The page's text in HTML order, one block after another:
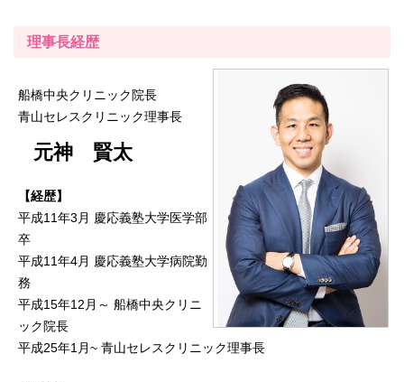
理事長経歴
船橋中央クリニック院長
青山セレスクリニック理事長
元神 賢太
【経歴】
平成11年3月 慶応義塾大学医学部
卒
平成11年4月 慶応義塾大学病院勤
務
平成15年12月～ 船橋中央クリニ
ック院長
平成25年1月~ 青山セレスクリニック理事長